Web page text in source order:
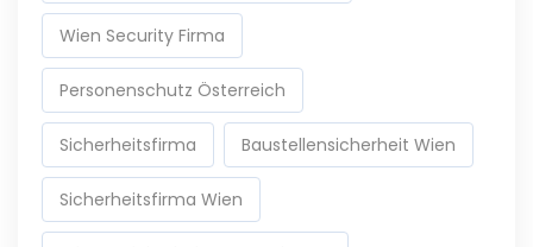
Wien Security Firma
Personenschutz Österreich
Sicherheitsfirma Baustellensicherheit Wien
Sicherheitsfirma Wien